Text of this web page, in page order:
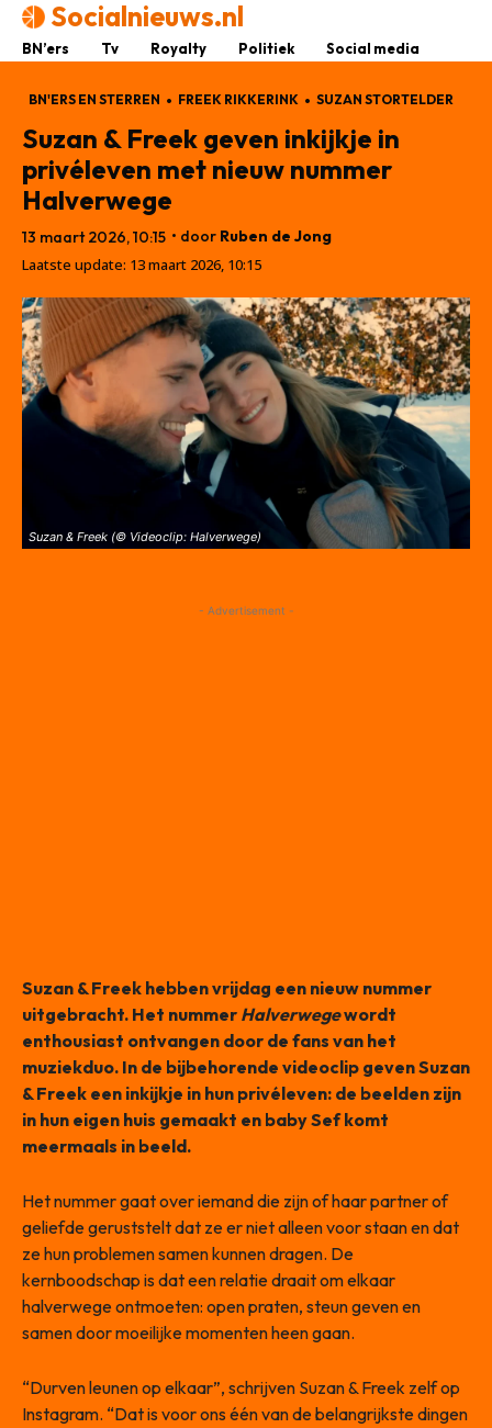
Socialnieuws.nl
BN’ers Tv Royalty Politiek Social media
BN'ERS EN STERREN FREEK RIKKERINK SUZAN STORTELDER
Suzan & Freek geven inkijkje in
privéleven met nieuw nummer
Halverwege
13 maart 2026, 10:15 • door Ruben de Jong
Laatste update: 13 maart 2026, 10:15
Suzan & Freek (© Videoclip: Halverwege)
- Advertisement -
Suzan & Freek hebben vrijdag een nieuw nummer
uitgebracht. Het nummer Halverwegewordt
enthousiast ontvangen door de fans van het
muziekduo. In de bijbehorende videoclip geven Suzan
& Freek een inkijkje in hun privéleven: de beelden zijn
in hun eigen huis gemaakt en baby Sef komt
meermaals in beeld.
Het nummer gaat over iemand die zijn of haar partner of
geliefde geruststelt dat ze er niet alleen voor staan en dat
ze hun problemen samen kunnen dragen. De
kernboodschap is dat een relatie draait om elkaar
halverwege ontmoeten: open praten, steun geven en
samen door moeilijke momenten heen gaan.
“Durven leunen op elkaar”, schrijven Suzan & Freek zelf op
Instagram. “Dat is voor ons één van de belangrijkste dingen